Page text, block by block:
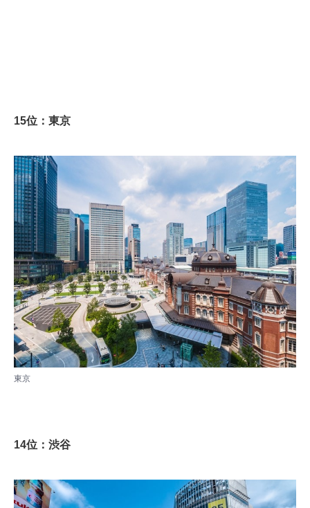
15位：東京
東京
14位：渋谷